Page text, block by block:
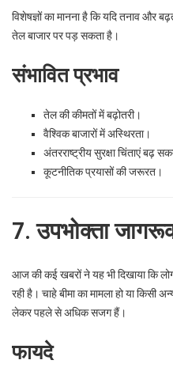
विशेषज्ञों का मानना है कि यदि तनाव और
तेल बाजार पर पड़ सकता है।
संभावित प्रभाव
तेल की कीमतों में बढ़ोतरी।
वैश्विक बाजारों में अस्थिरता।
अंतरराष्ट्रीय सुरक्षा चिंताएं बढ़
कूटनीतिक प्रयासों की जरूरत।
7. उपभोक्ता
आज की कई खबरों ने यह भी दिखाया कि
रही है। चाहे बीमा का मामला हो या किसी
लेकर पहले से अधिक सजग हैं।
फायदे